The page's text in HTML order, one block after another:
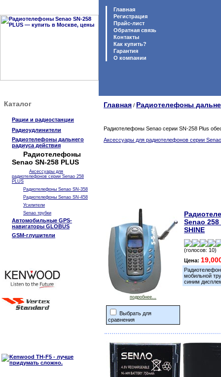
Главная
Регистрация
Прайс-лист
Обратная связь
Контакты
Как купить?
Гарантия
O компании
Каталог
Рации и радиостанции
Радиоудлинители
Радиотелефоны дальнего
радиуса действия
Радиотелефоны
Senao SN-258 PLUS
Аксессуары для
радиотелефонов серии Senao 258
PLUS
Радиотелефоны Senao SN-358
Радиотелефоны Senao SN-458
Усилители
Senao трубки
Автомобильные GPS-
навигаторы GLOBUS
GSM-глушители
Главная / Радиотелефоны
Радиотелефоны Senao серии SN-258 Plus
Аксессуары для радиотелефонов серии
подробнее...
Выбрать для
сравнения
Senao
SHINE
(голосов: 10)
Цена:
мобильной
синим